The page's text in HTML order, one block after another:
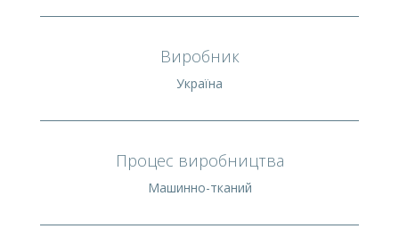
Виробник
Україна
Процес виробництва
Машинно-тканий